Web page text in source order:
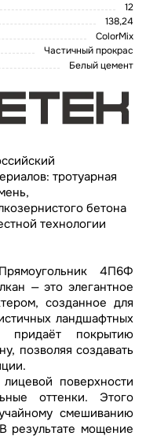
12
138,24
ColorMix
Частичный прокрас
Белый цемент
тротуарная
бетона
технологии
4П6Ф
— это элегантное
созданное для
ландшафтных
придаёт покрытию
позволяя создавать
поверхности
оттенки. Этого
смешиванию
результате мощение